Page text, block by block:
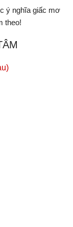
ý nghĩa giấc mơ
theo!